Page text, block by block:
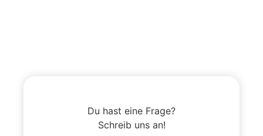
Du hast eine Frage?
Schreib uns an!